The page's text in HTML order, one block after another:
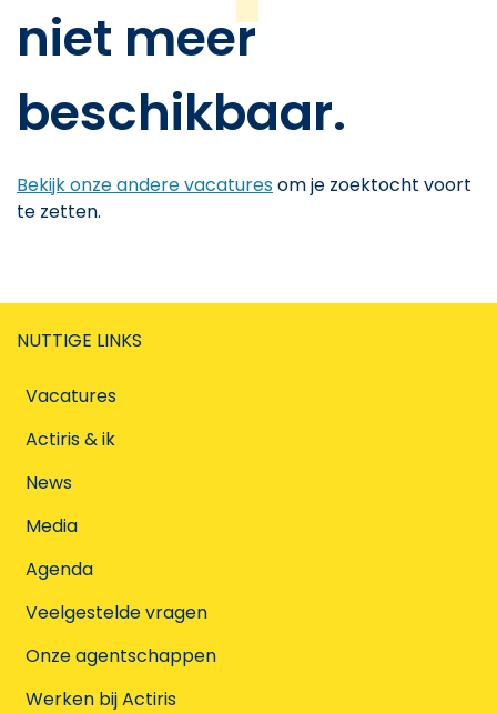
niet meer
beschikbaar.
Bekijk onze andere vacaturesom je zoektocht voort
te zetten.
NUTTIGE LINKS
Vacatures
Actiris & ik
News
Media
Agenda
Veelgestelde vragen
Onze agentschappen
Werken bij Actiris